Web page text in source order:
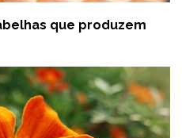
que produzem